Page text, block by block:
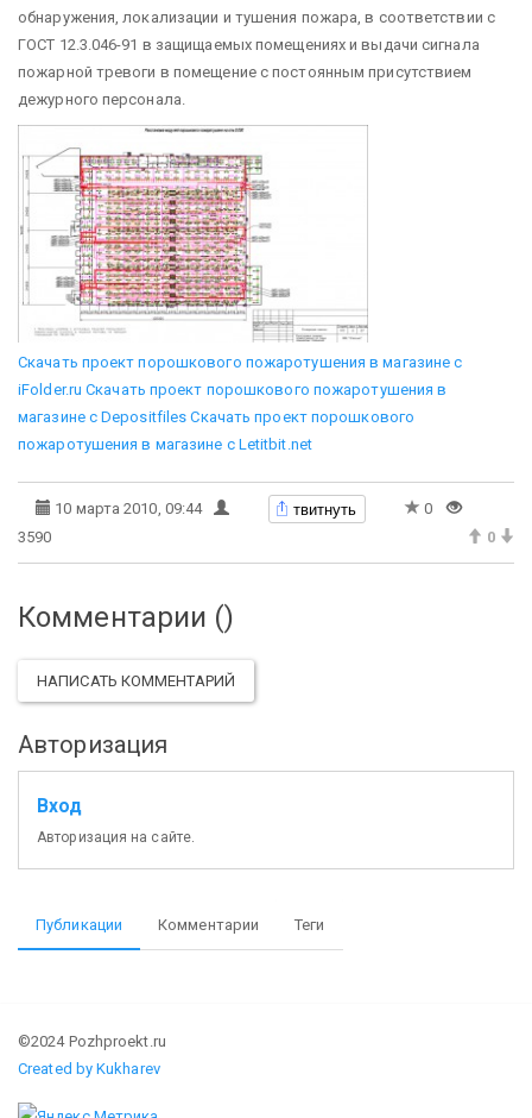
обнаружения, локализации и тушения пожара, в соответствии с
ГОСТ 12.3.046-91 в защищаемых помещениях и выдачи сигнала
пожарной тревоги в помещение с постоянным присутствием
дежурного персонала.
Скачать проект порошкового пожаротушения в магазине с
iFolder.ru Скачать проект порошкового пожаротушения в
магазине с Depositfiles Скачать проект порошкового
пожаротушения в магазине с Letitbit.net
10 марта 2010, 09:44 твитнуть
0
3590
0
Комментарии ()
НАПИСАТЬ КОММЕНТАРИЙ
Авторизация
Вход
Авторизация на сайте.
Публикации Комментарии Теги
©2024 Pozhproekt.ru
Created by Kukharev